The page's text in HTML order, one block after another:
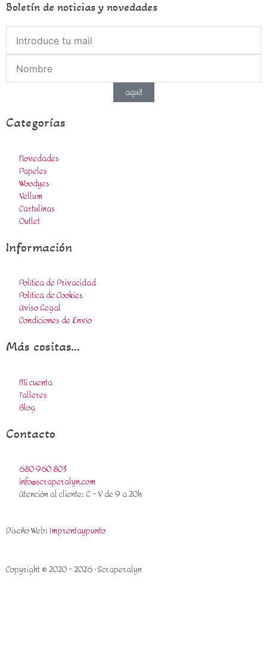
Boletín de noticias y novedades
aqui!
Categorías
Novedades
Papeles
Woodyes
Vellum
Cartulinas
Outlet
Información
Política de Privacidad
Política de Cookies
Aviso Legal
Condiciones de Envío
Más cositas...
Mi cuenta
Talleres
Blog
Contacto
680 960 803
info@scraperalyn.com
Atención al cliente: L - V de 9 a 20h
Diseño Web:Imprentaypunto
Copyright © 2020 - 2026 · Scraperalyn